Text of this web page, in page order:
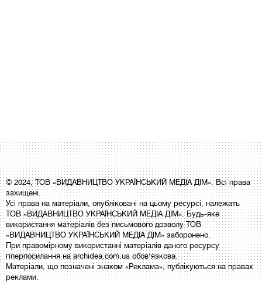
© 2024, ТОВ «ВИДАВНИЦТВО УКРАЇНСЬКИЙ МЕДІА ДІМ». Всі права
захищені.
Усі права на матеріали, опубліковані на цьому ресурсі, належать
ТОВ «ВИДАВНИЦТВО УКРАЇНСЬКИЙ МЕДІА ДІМ». Будь-яке
використання матеріалів без письмового дозволу ТОВ
«ВИДАВНИЦТВО УКРАЇНСЬКИЙ МЕДІА ДІМ» заборонено.
При правомірному використанні матеріалів даного ресурсу
гіперпосилання на archidea.com.ua обов'язкова.
Матеріали, що позначені знаком «Реклама», публікуються на правах
реклами.